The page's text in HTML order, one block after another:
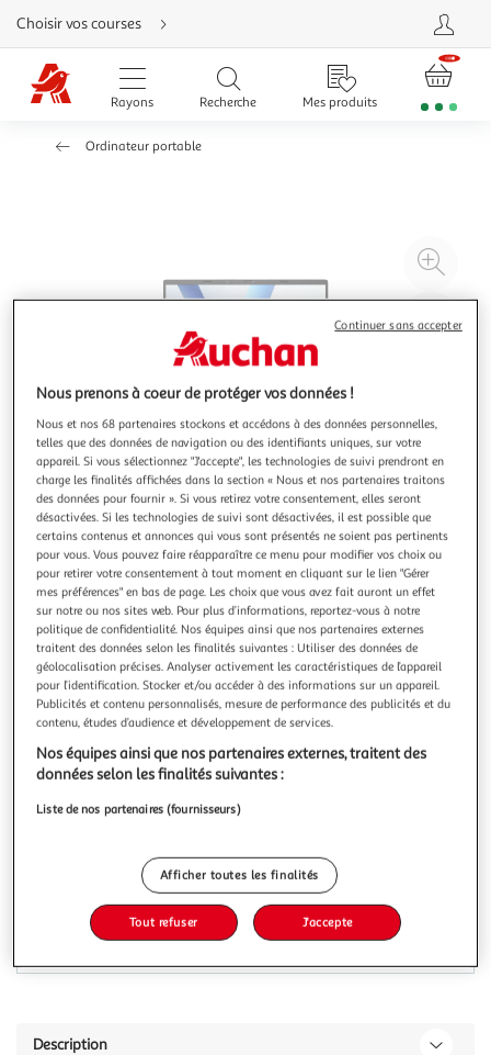
Aller
directement
au
contenu
Aller
directement
Aller
d'aide
Choisir vos courses
Rayons Recherche Mes produits
Ordinateur portable
à
Illustration
précédente
Illustration
suivante
5.0 (2)
ASUS
Ordinateur portable S1407QA-LY070W Copilot+PC
La durée de garantie est de 3 ans. Performance Processeur
Snapdragon X Nombre de coeurs 8 coeurs Intérêt du
nombre de coeurs un nombre de coeur important vous
Fréquence (en GHz) 2.97 TurboBoost (en GHz) 4.5 Le + du
Turboboost d
En savoir +
Vous voulez connaître le prix de ce produit ?
Afficher le prix
Indice de réparabilité
Description
Nous prenons à coeur de protéger vos données !
Nous et nos 68 partenaires stockons et accédons à des données personnelles,
telles que des données de navigation ou des identifiants uniques, sur votre
appareil. Si vous sélectionnez "J'accepte", les technologies de suivi prendront en
charge les finalités affichées dans la section « Nous et nos partenaires traitons
des données pour fournir ». Si vous retirez votre consentement, elles seront
désactivées. Si les technologies de suivi sont désactivées, il est possible que
certains contenus et annonces qui vous sont présentés ne soient pas pertinents
pour vous. Vous pouvez faire réapparaître ce menu pour modifier vos choix ou
pour retirer votre consentement à tout moment en cliquant sur le lien "Gérer
mes préférences" en bas de page. Les choix que vous avez fait auront un effet
sur notre ou nos sites web. Pour plus d’informations, reportez-vous à notre
politique de confidentialité. Nos équipes ainsi que nos partenaires externes
traitent des données selon les finalités suivantes : Utiliser des données de
géolocalisation précises. Analyser activement les caractéristiques de l’appareil
pour l’identification. Stocker et/ou accéder à des informations sur un appareil.
Publicités et contenu personnalisés, mesure de performance des publicités et du
contenu, études d’audience et développement de services.
Nos équipes ainsi que nos partenaires externes, traitent des
données selon les finalités suivantes :
Liste de nos partenaires (fournisseurs)
Afficher toutes les finalités
Tout refuser J'accepte
Continuer sans accepter